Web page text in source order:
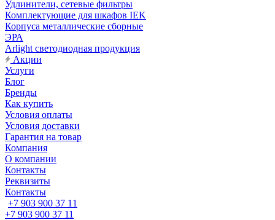
Удлинители, сетевые фильтры
Комплектующие для шкафов IEK
Корпуса металлические сборные
ЭРА
Arlight светодиодная продукция
Акции
Услуги
Блог
Бренды
Как купить
Условия оплаты
Условия доставки
Гарантия на товар
Компания
О компании
Контакты
Реквизиты
Контакты
+7 903 900 37 11
+7 903 900 37 11